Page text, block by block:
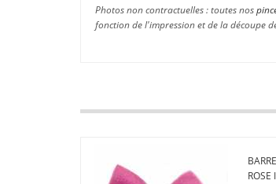
Photos non contractuelles : toutes nos
fonction de l'impression et de la découpe
ROSE